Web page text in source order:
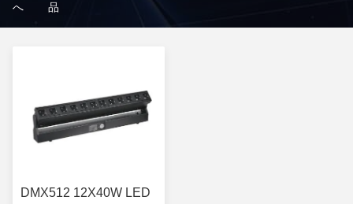
へ 品
DMX512 12X40W LED